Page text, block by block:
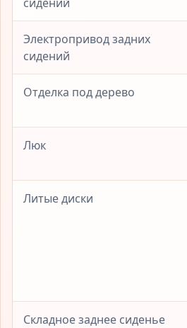
Электропривод задних
сидений
Отделка под дерево
Люк
Литые диски
Складное заднее сиденье